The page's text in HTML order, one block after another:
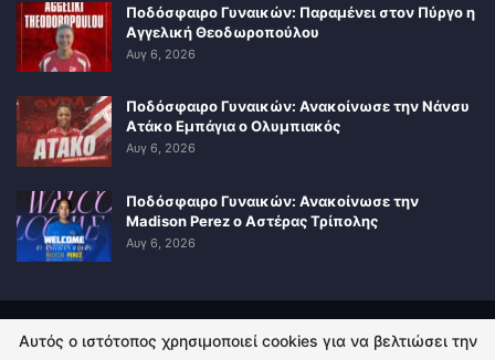
Ποδόσφαιρο Γυναικών: Παραμένει στον Πύργο η
Αγγελική Θεοδωροπούλου
Αυγ 6, 2026
Ποδόσφαιρο Γυναικών: Ανακοίνωσε την Νάνσυ
Ατάκο Εμπάγια ο Ολυμπιακός
Αυγ 6, 2026
Ποδόσφαιρο Γυναικών: Ανακοίνωσε την
Madison Perez ο Αστέρας Τρίπολης
Αυγ 6, 2026
ΠΟΛΙΤΙΚΗ ΑΠΟΡΡΗΤΟΥ ΕΠΙΚΟΙΝΩΝΙΑ
Αυτός ο ιστότοπος χρησιμοποιεί cookies για να βελτιώσει την